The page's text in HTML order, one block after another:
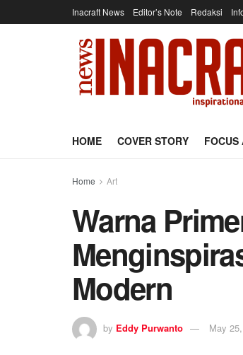
Inacraft News Editor’s Note Redaksi
HOME COVER STORY FOCUS
Home Art
Warna
Modern
by Eddy Purwanto May